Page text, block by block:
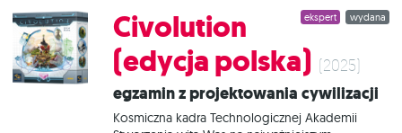
wciąż wiszą nad ludzkością. Wy macie zbadać
wszystkie sprawy, które w jakiś sposób łączą się z
Innsmouth, by rozpoznać, a następnie
wyeliminowanie potencjalne zagrożenia. Biuro
Śledcze: Śledztwa w Arkham i inne tajemnice to
samodzielna gra kooperacyjna oparta na
popularnej serii Sherlock Holmes: Detektyw
doradczy, wzbogacona o zupełnie nowe
wydana
ekspert
Civolution
(edycja polska) (2025)
Egzamin z projektowania cywilizacji
Kosmiczna kadra Technologicznej Akademii